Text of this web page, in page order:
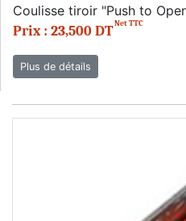
Coulisse tiroir "Push to
Prix : 23,500 DTNet TTC
Plus de détails